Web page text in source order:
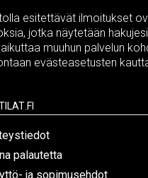
esitettävät ilmoitukset
jotka näytetään
muuhun palvelun
evästeasetusten
palautetta
ja sopimusehdot